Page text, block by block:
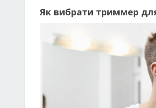
Як вибрати триммер